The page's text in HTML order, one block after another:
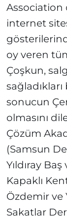
Association
internet
oy veren
Çoşkun,
sağladıkları
sonucun
olmasını
Çözüm
(Samsun
Yıldıray
Kapaklı
Özdemir ve
Sakatlar